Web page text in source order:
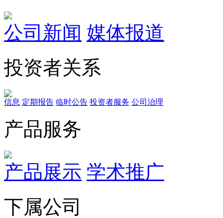
公司新闻 媒体报道
投资者关系
信息 定期报告 临时公告 投资者服务 公司治理
产品服务
产品展示 学术推广
下属公司